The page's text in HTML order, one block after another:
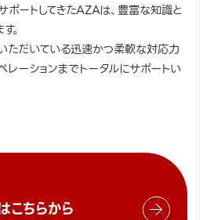
ートしてきたAZAは、豊富な知識と
。
ただいている迅速かつ柔軟な対応力
レーションまでトータルにサポートい
こちらから